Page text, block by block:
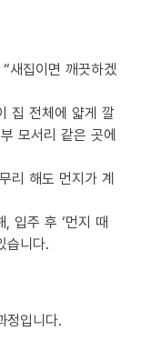
새집이면 깨끗하겠
집 전체에 얇게 깔
모서리 같은 곳에
리 해도 먼지가 계
, 입주 후 ‘먼지 때
습니다.
정입니다.